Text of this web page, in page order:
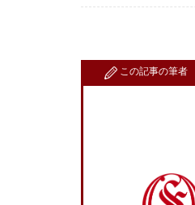
この記事の筆者